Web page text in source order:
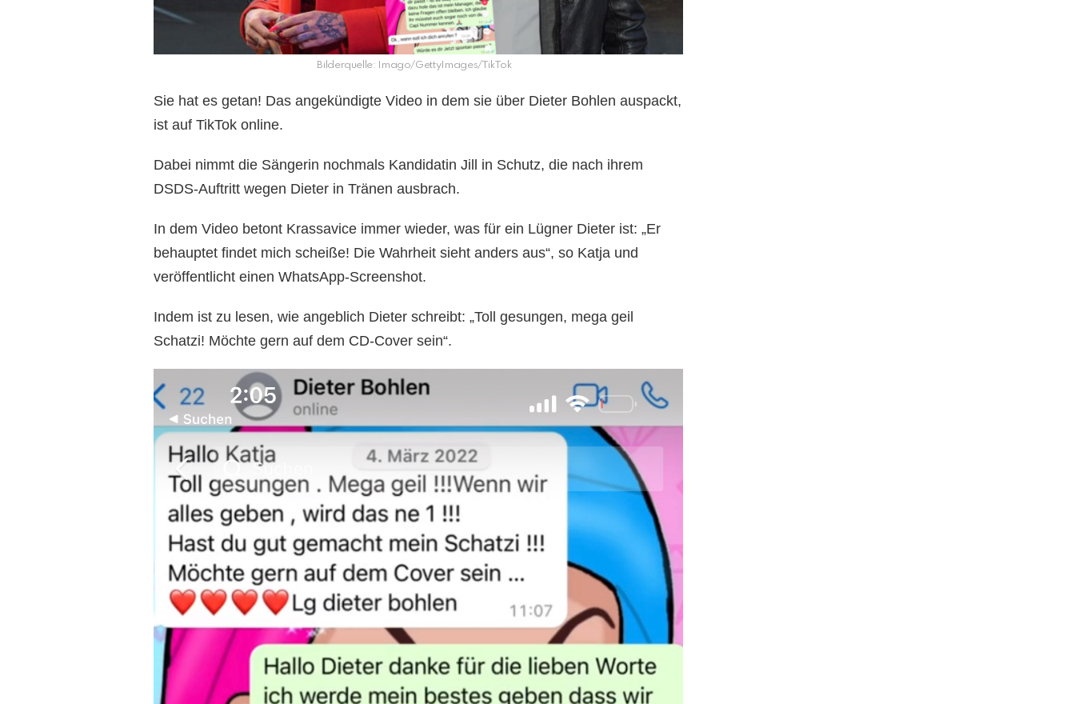
Bilderquelle: Imago/GettyImages/TikTok
Sie hat es getan! Das angekündigte Video in dem sie über Dieter Bohlen auspackt,
ist auf TikTok online.
Dabei nimmt die Sängerin nochmals Kandidatin Jill in Schutz, die nach ihrem
DSDS-Auftritt wegen Dieter in Tränen ausbrach.
In dem Video betont Krassavice immer wieder, was für ein Lügner Dieter ist: „Er
behauptet findet mich scheiße! Die Wahrheit sieht anders aus“, so Katja und
veröffentlicht einen WhatsApp-Screenshot.
Indem ist zu lesen, wie angeblich Dieter schreibt: „Toll gesungen, mega geil
Schatzi! Möchte gern auf dem CD-Cover sein“.